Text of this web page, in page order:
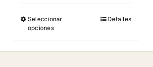
Seleccionar
opciones
Detalles